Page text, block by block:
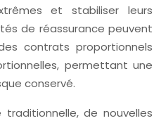
et stabiliser leurs
de réassurance peuvent
contrats proportionnels
permettant une
conservé.
de nouvelles